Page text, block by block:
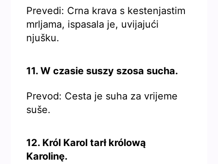
Prevedi: Crna krava s kestenjastim
mrljama, ispasala je, uvijajući
njušku.
11. W czasie suszy szosa sucha.
Prevod: Cesta je suha za vrijeme
suše.
12. Król Karol tarł królową
Karolinę.